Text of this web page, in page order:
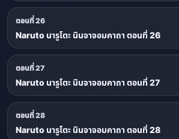
ตอนที่ 26
Naruto นารูโตะ นินจาจอมคาถา ตอนที่ 26
ตอนที่ 27
Naruto นารูโตะ นินจาจอมคาถา ตอนที่ 27
ตอนที่ 28
Naruto นารูโตะ นินจาจอมคาถา ตอนที่ 28